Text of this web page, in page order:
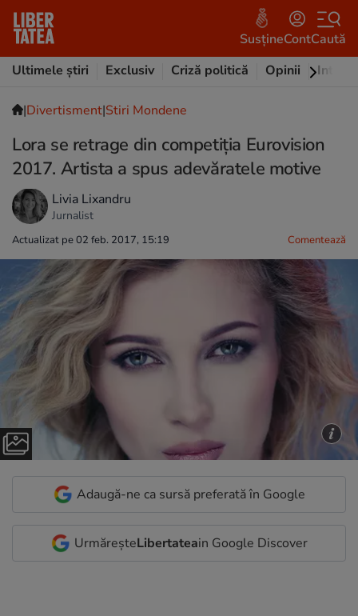
SusțineContCaută
Ultimele știri
Exclusiv Criză politică Opinii
|Divertisment|Stiri Mondene
Lora se retrage din competiția Eurovision
2017. Artista a spus adevăratele motive
Livia Lixandru
Jurnalist
Actualizat pe 02 feb. 2017, 15:19 Comentează
Adaugă-ne ca sursă preferată în Google
UrmăreșteLibertateain Google Discover